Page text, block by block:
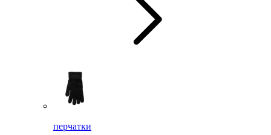
перчатки